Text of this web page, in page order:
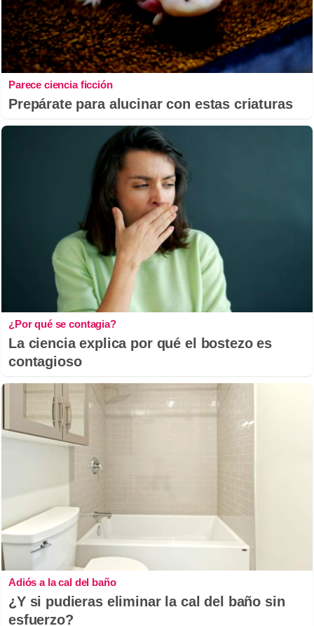
Parece ciencia ficción
Prepárate para alucinar con estas criaturas
¿Por qué se contagia?
La ciencia explica por qué el bostezo es
contagioso
Adiós a la cal del baño
¿Y si pudieras eliminar la cal del baño sin
esfuerzo?